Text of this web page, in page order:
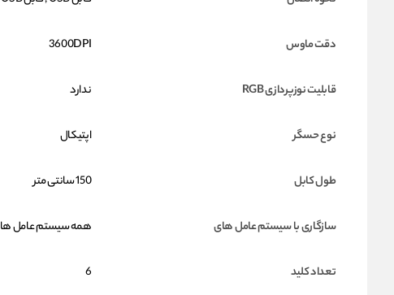
دقت ماوس 3600DPI
قابلیت نوزپردازی RGB ندارد
نوع حسگر اپتیکال
طول کابل 150 سانتی متر
سازگاری با سیستم عامل های همه سیستم عامل ها
تعداد کلید 6